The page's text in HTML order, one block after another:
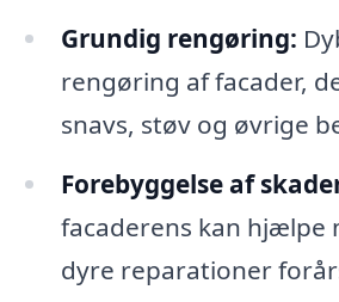
Grundig rengøring:
rengøring af facader,
snavs, støv og øvrige
Forebyggelse af
facaderens kan hjælpe
dyre reparationer